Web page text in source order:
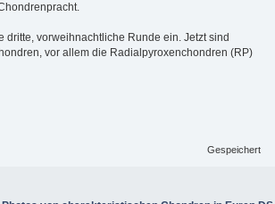
dritte, vorweihnachtliche Runde ein. Jetzt sind
vor allem die Radialpyroxenchondren (RP)
Gespeichert